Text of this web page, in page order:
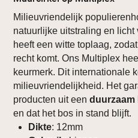
Milieuvriendelijk
natuurlijke uitstraling en licht
heeft een witte toplaag,
recht komt. Ons Multiplex
keurmerk. Dit internationale
milieuvriendelijkheid. Het
producten uit eenduurzaam
en dat het bos in stand blijft.
Dikte: 12mm